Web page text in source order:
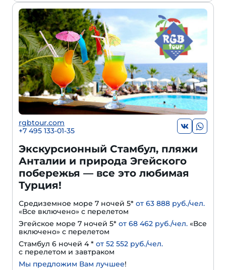
rgbtour.com
+7 495 133-01-35
Экскурсионный Стамбул, пляжи
Анталии и природа Эгейского
побережья — все это любимая
Турция!
Средиземное море 7 ночей 5* от 63 888 руб./чел.
«Все включено» с перелетом
Эгейское море 7 ночей 5* от 68 462 руб./чел. «Все
включено» с перелетом
Стамбул 6 ночей 4 * от 52 552 руб./чел.
с перелетом и завтраком
Мы предложим Вам лучшее!